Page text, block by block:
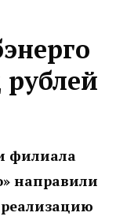
филиала
направили